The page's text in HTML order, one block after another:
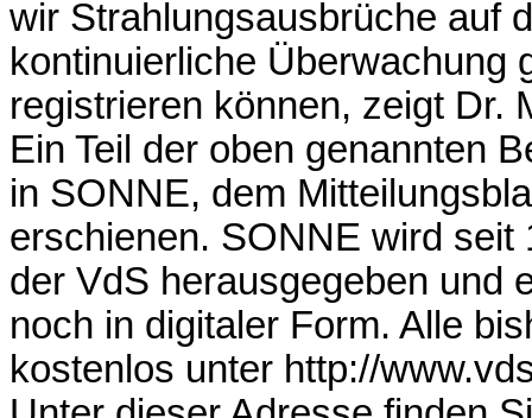
wir Strahlungsausbrüche auf
kontinuierliche Überwachung
registrieren können, zeigt Dr.
Ein Teil der oben genannten
in SONNE, dem
erschienen. SONNE wird
der VdS herausgegeben und
noch in digitaler Form. Alle
kostenlos unter http://